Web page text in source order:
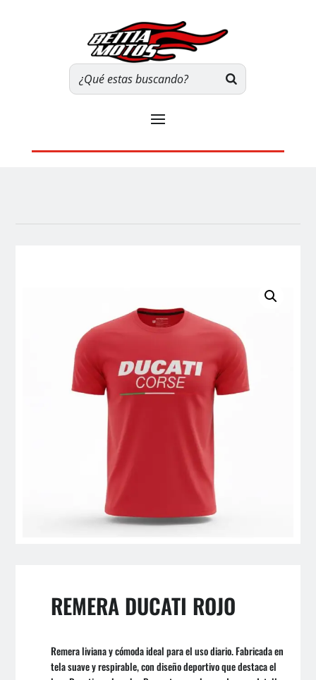
REMERA DUCATI ROJO
Remera liviana y cómoda ideal para el uso diario. Fabricada en
tela suave y respirable, con diseño deportivo que destaca el